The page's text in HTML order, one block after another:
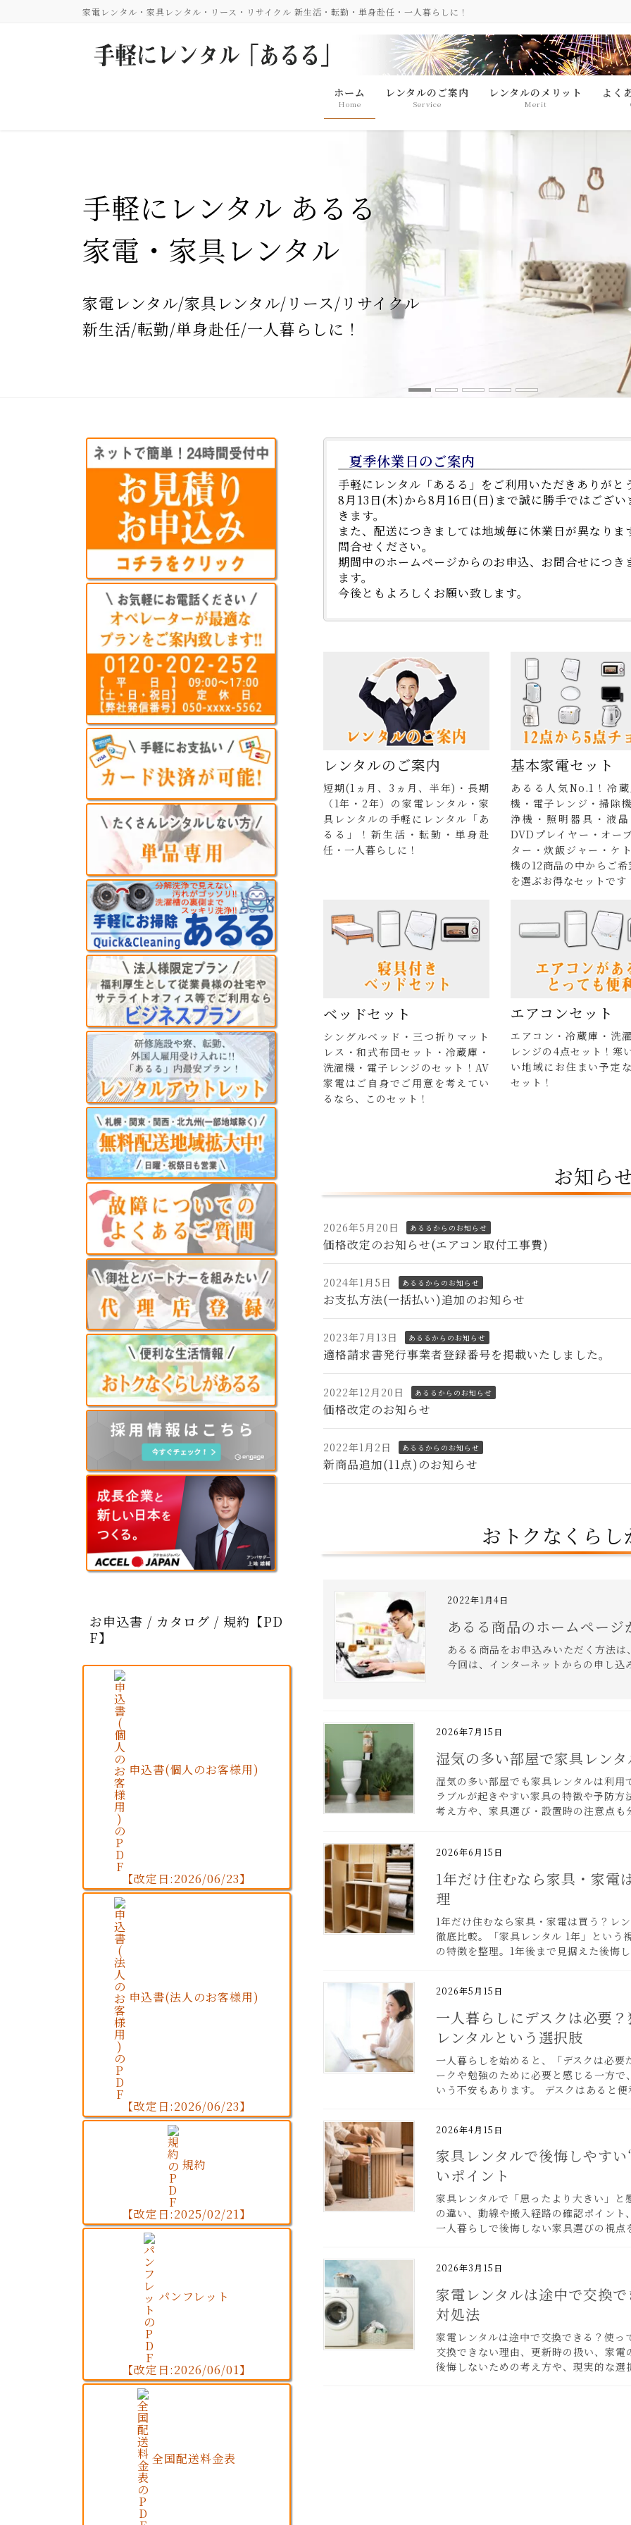
家電レンタル・家具レンタル・リース・リサイクル 新生活・転勤・単身赴任・一人暮らしに！
ホーム
Home
レンタルのご案内
Service
レンタルのメリット
Merit
よく
手軽にレンタル あるる
家電・家具レンタル
家電レンタル/家具レンタル/リース/リサイクル
新生活/転勤/単身赴任/一人暮らしに！
夏季休業日のご案内
手軽にレンタル「あるる」をご利用いただきありがと
8月13日(木)から8月16日(日)まで誠に勝手ではござ
きます。
また、配送につきましては地域毎に休業日が異なり
問合せください。
期間中のホームページからのお申込、お問合せにつ
ます。
今後ともよろしくお願い致します。
レンタルのご案内
短期(1ヵ月、3ヵ月、半年)・長期
（1年・2年）の家電レンタル・家
具レンタルの手軽にレンタル「あ
るる」！新生活・転勤・単身赴
任・一人暮らしに！
基本家電セット
あるる人気No.1！冷
機・電子レンジ・掃除
浄機・照明器具・液
DVDプレイヤー・オー
ター・炊飯ジャー・ケ
機の12商品の中からご
を選ぶお得なセットです
ベッドセット
シングルベッド・三つ折りマット
レス・和式布団セット・冷蔵庫・
洗濯機・電子レンジのセット！AV
家電はご自身でご用意を考えてい
るなら、このセット！
エアコンセット
エアコン・冷蔵庫・洗
レンジの4点セット！寒
い地域にお住まい予定
セット！
お知ら
2026年5月20日 あるるからのお知らせ
価格改定のお知らせ(エアコン取付工事費)
2024年1月5日 あるるからのお知らせ
お支払方法(一括払い)追加のお知らせ
2023年7月13日 あるるからのお知らせ
適格請求書発行事業者登録番号を掲載いたしました。
2022年12月20日 あるるからのお知らせ
価格改定のお知らせ
2022年1月2日 あるるからのお知らせ
新商品追加(11点)のお知らせ
おトクなくら
2022年1月4日
あるる商品のホームペー
あるる商品をお申込みいただく方法
今回は、インターネットからの申し
2026年7月15日
湿気の多い部屋で家具レン
湿気の多い部屋でも家具レンタルは利
ラブルが起きやすい家具の特徴や予防
考え方や、家具選び・設置時の注意点も
2026年6月15日
1年だけ住むなら家具・家電
理
1年だけ住むなら家具・家電は買う？レ
徹底比較。「家具レンタル 1年」という
の特徴を整理。1年後まで見据えた後悔
2026年5月15日
一人暮らしにデスクは必要
レンタルという選択肢
一人暮らしを始めると、「デスクは必
ークや勉強のために必要と感じる一方
いう不安もあります。 デスクはあると
2026年4月15日
家具レンタルで後悔しやす
いポイント
家具レンタルで「思ったより大きい」
の違い、動線や搬入経路の確認ポイン
一人暮らしで後悔しない家具選びの視点
2026年3月15日
家電レンタルは途中で交換
対処法
家電レンタルは途中で交換できる？使
交換できない理由、更新時の扱い、家
後悔しないための考え方や、現実的な選
お申込書 / カタログ / 規約【PD
F】
申込書(個人のお客様用)
【改定日:2026/06/23】
申込書(法人のお客様用)
【改定日:2026/06/23】
規約
【改定日:2025/02/21】
パンフレット
【改定日:2026/06/01】
全国配送料金表